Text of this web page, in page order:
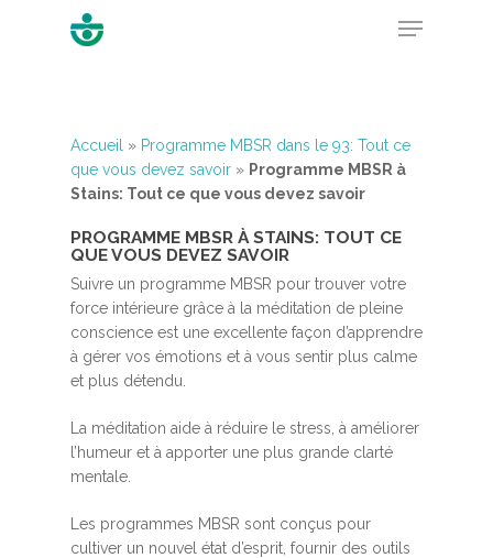
Hit enter to search or ESC to close
Accueil » Programme MBSR dans le 93: Tout ce
que vous devez savoir » Programme MBSR à
Stains: Tout ce que vous devez savoir
PROGRAMME MBSR À STAINS: TOUT CE
QUE VOUS DEVEZ SAVOIR
Suivre un programme MBSR pour trouver votre
force intérieure grâce à la méditation de pleine
conscience est une excellente façon d’apprendre
à gérer vos émotions et à vous sentir plus calme
et plus détendu.
La méditation aide à réduire le stress, à améliorer
l’humeur et à apporter une plus grande clarté
mentale.
Les programmes MBSR sont conçus pour
cultiver un nouvel état d’esprit, fournir des outils